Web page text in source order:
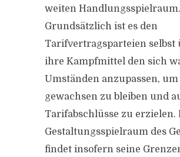
weiten Handlungsspielraum.
Grundsätzlich ist es den
Tarifvertragsparteien selbst
ihre Kampfmittel den sich
Umständen anzupassen,
gewachsen zu bleiben und
Tarifabschlüsse zu erzielen.
Gestaltungsspielraum des
findet insofern seine